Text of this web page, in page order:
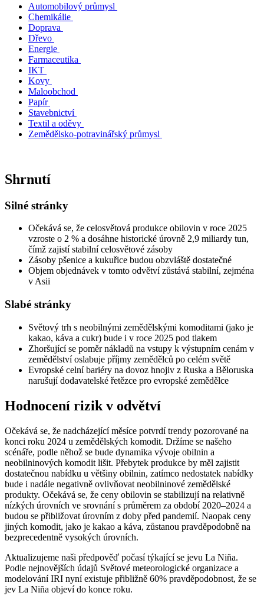
Automobilový průmysl
Chemikálie
Doprava
Dřevo
Energie
Farmaceutika
IKT
Kovy
Maloobchod
Papír
Stavebnictví
Textil a oděvy
Zemědělsko-potravinářský průmysl
Shrnutí
Silné stránky
Očekává se, že celosvětová produkce obilovin v roce 2025
vzroste o 2 % a dosáhne historické úrovně 2,9 miliardy tun,
čímž zajistí stabilní celosvětové zásoby
Zásoby pšenice a kukuřice budou obzvláště dostatečné
Objem objednávek v tomto odvětví zůstává stabilní, zejména
v Asii
Slabé stránky
Světový trh s neobilnými zemědělskými komoditami (jako je
kakao, káva a cukr) bude i v roce 2025 pod tlakem
Zhoršující se poměr nákladů na vstupy k výstupním cenám v
zemědělství oslabuje příjmy zemědělců po celém světě
Evropské celní bariéry na dovoz hnojiv z Ruska a Běloruska
narušují dodavatelské řetězce pro evropské zemědělce
Hodnocení rizik v odvětví
Očekává se, že nadcházející měsíce potvrdí trendy pozorované na
konci roku 2024 u zemědělských komodit. Držíme se našeho
scénáře, podle něhož se bude dynamika vývoje obilnin a
neobilninových komodit lišit. Přebytek produkce by měl zajistit
dostatečnou nabídku u většiny obilnin, zatímco nedostatek nabídky
bude i nadále negativně ovlivňovat neobilninové zemědělské
produkty. Očekává se, že ceny obilovin se stabilizují na relativně
nízkých úrovních ve srovnání s průměrem za období 2020–2024 a
budou se přibližovat úrovním z doby před pandemií. Naopak ceny
jiných komodit, jako je kakao a káva, zůstanou pravděpodobně na
bezprecedentně vysokých úrovních.
Aktualizujeme naši předpověď počasí týkající se jevu La Niña.
Podle nejnovějších údajů Světové meteorologické organizace a
modelování IRI nyní existuje přibližně 60% pravděpodobnost, že se
jev La Niña objeví do konce roku.